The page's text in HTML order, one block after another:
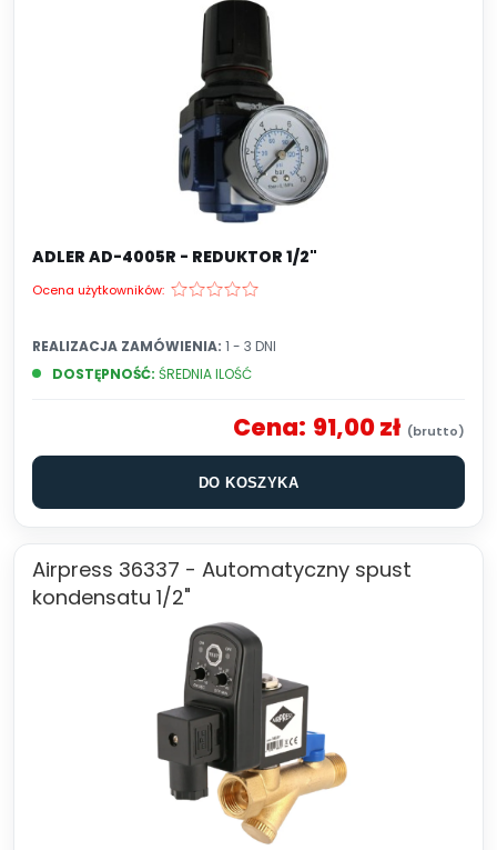
ADLER AD-4005R - REDUKTOR 1/2"
Ocena użytkowników:
DOSTĘPNOŚĆ: ŚREDNIA ILOŚĆ
REALIZACJA ZAMÓWIENIA: 1 - 3 DNI
Cena: 91,00 zł
DO KOSZYKA
Airpress 36337 - Automatyczny spust
kondensatu 1/2"